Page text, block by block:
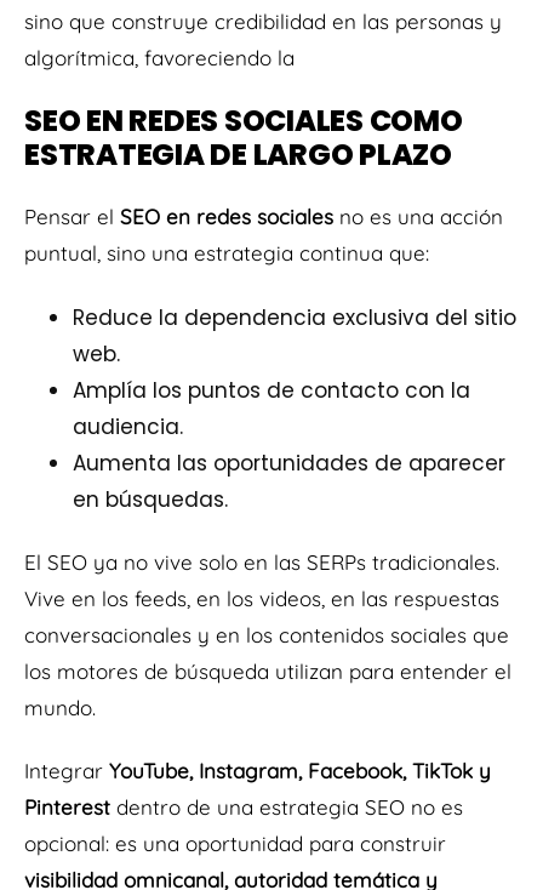
sino que construye credibilidad en las personas y
algorítmica, favoreciendo la
SEO EN REDES SOCIALES COMO
ESTRATEGIA DE LARGO PLAZO
Pensar el SEO en redes sociales no es una acción
puntual, sino una estrategia continua que:
Reduce la dependencia exclusiva del sitio
web.
Amplía los puntos de contacto con la
audiencia.
Aumenta las oportunidades de aparecer
en búsquedas.
El SEO ya no vive solo en las SERPs tradicionales.
Vive en los feeds, en los videos, en las respuestas
conversacionales y en los contenidos sociales que
los motores de búsqueda utilizan para entender el
mundo.
Integrar YouTube, Instagram, Facebook, TikTok y
Pinterest dentro de una estrategia SEO no es
opcional: es una oportunidad para construir
visibilidad omnicanal, autoridad temática y